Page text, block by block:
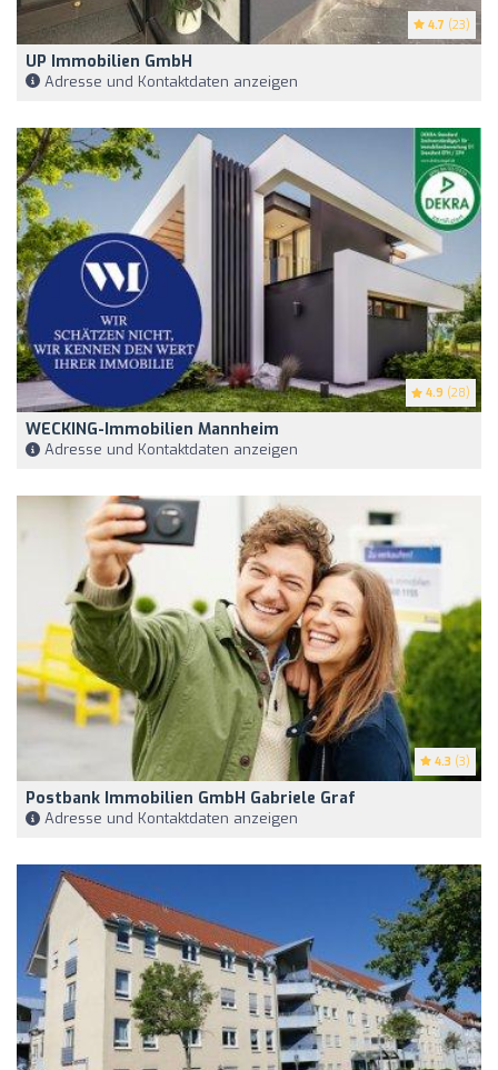
4.7 (23)
UP Immobilien GmbH
Adresse und Kontaktdaten anzeigen
4.9 (28)
WECKING-Immobilien Mannheim
Adresse und Kontaktdaten anzeigen
4.3 (3)
Postbank Immobilien GmbH Gabriele Graf
Adresse und Kontaktdaten anzeigen